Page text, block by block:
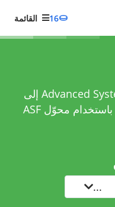
16 القائمة
حوّل ملفك من Advanced Systems Format File إلى
محوّل ASF
...